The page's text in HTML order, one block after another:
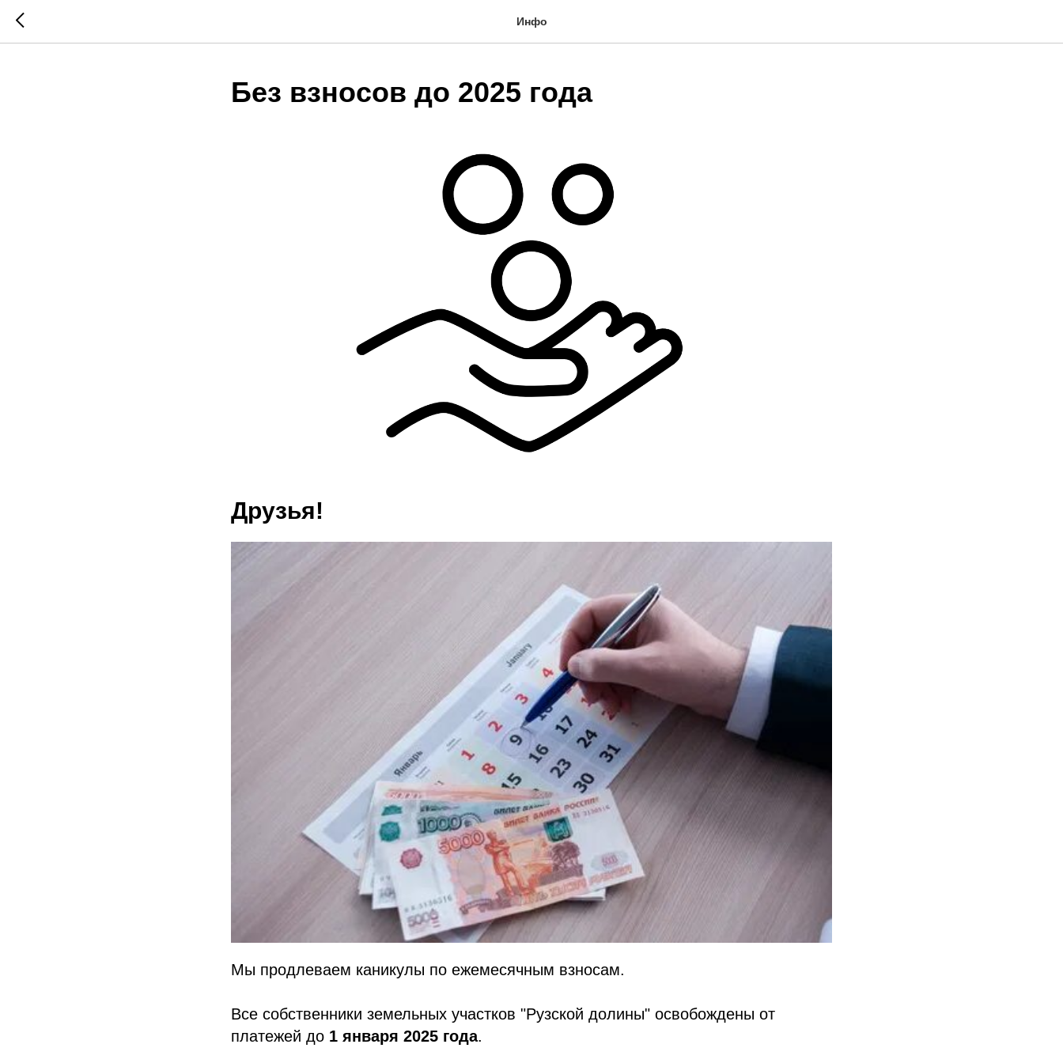
Инфо
Без взносов до 2025 года
Друзья!
Мы продлеваем каникулы по ежемесячным взносам.
Все собственники земельных участков "Рузской долины" освобождены от
платежей до 1 января 2025 года.